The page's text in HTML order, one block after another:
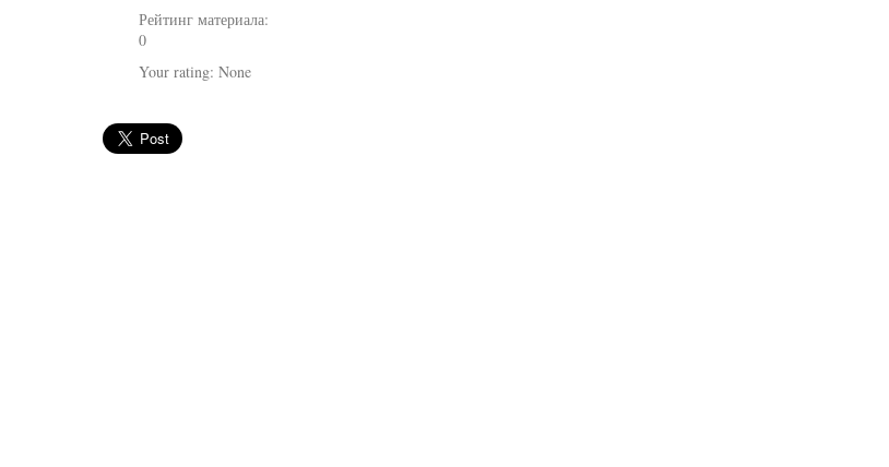
Рейтинг материала:
0
Your rating: None